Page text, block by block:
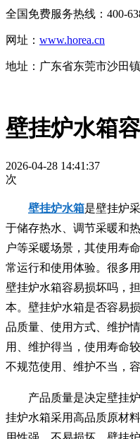
全国免费服务热线：400-
网址： www.horea.cn
地址： 广东省东莞市沙田
壁挂炉水箱
2026-04-28 14:41:37
次
壁挂炉水箱是壁挂炉
于储存热水、调节采暖和
户等采暖场景，其使用寿
常运行和使用体验。很多
壁挂炉水箱容易损坏吗，
本。壁挂炉水箱是否容易
品质量、使用方式、维护
用、维护得当，使用寿命
不规范使用、维护不当，
产品质量是决定壁挂
挂炉水箱采用高品质原材